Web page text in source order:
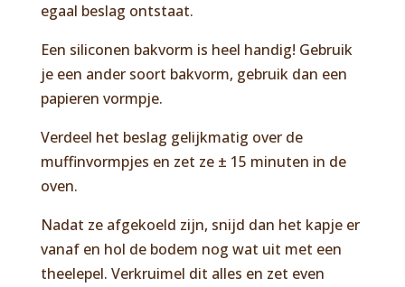
egaal beslag ontstaat.
Een siliconen bakvorm is heel handig! Gebruik
je een ander soort bakvorm, gebruik dan een
papieren vormpje.
Verdeel het beslag gelijkmatig over de
muffinvormpjes en zet ze ± 15 minuten in de
oven.
Nadat ze afgekoeld zijn, snijd dan het kapje er
vanaf en hol de bodem nog wat uit met een
theelepel. Verkruimel dit alles en zet even